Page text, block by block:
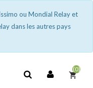
ou Mondial Relay et
dans les autres pays
shopping_cart
(0)